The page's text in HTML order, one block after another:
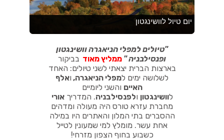
"טיולים למפלי הניאגרה וושינגטון
ופנסילבניה" ממליץ מאוד בביקור
בארצות הברית יצאתי לשני טיולים: האחד
לשלושה ימים למפלי הניאגרה, ואלף
האיים והשני ליומיים
לוושינגטון ולפנסילבניה. המדריךאורי
מחברת עזרא טורס היה מעולה ומדהים
ההסברים בתי המלון והאתרים היו במילה
אחת עשר. מומלץ למי שמעונין לטייל
כשבוע בחוף הצפון מזרחי!